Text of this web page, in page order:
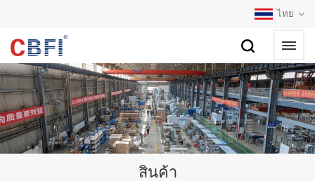
ไทย
สินค้า